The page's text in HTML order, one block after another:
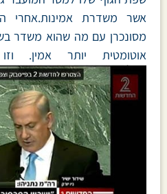
אשר משדרת אמינות.אחרי
מסונכרן עם מה שהוא משדר
אוטומטית יותר אמין.